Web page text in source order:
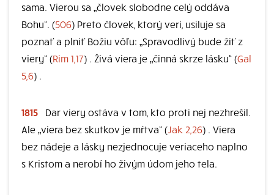
sama. Vierou sa „človek slobodne celý oddáva
Bohu“. (506) Preto človek, ktorý verí, usiluje sa
poznať a plniť Božiu vôľu: „Spravodlivý bude žiť z
viery“ (Rim 1,17) . Živá viera je „činná skrze lásku“ (Gal
5,6) .
1815
Dar viery ostáva v tom, kto proti nej nezhrešil.
Ale „viera bez skutkov je mŕtva“ (Jak 2,26) . Viera
bez nádeje a lásky nezjednocuje veriaceho naplno
s Kristom a nerobí ho živým údom jeho tela.